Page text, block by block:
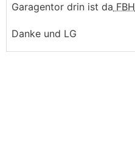
Garagentor drin ist da FBH
Danke und LG